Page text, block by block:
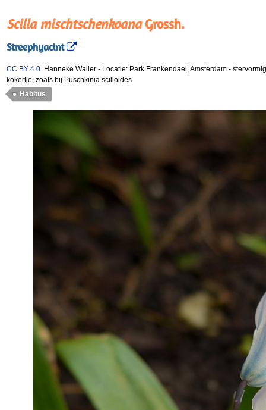
Scilla mischtschenkoanaGrossh.
Streephyacint
CC BY 4.0 Hanneke Waller - Locatie: Park Frankendael, Amsterdam -
kokertje, zoals bij Puschkinia scilloides
Habitus